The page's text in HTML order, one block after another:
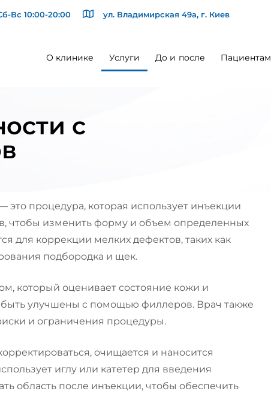
Вс 10:00-20:00 ул. Владимирская 49а, г. Киев
О клинике Услуги До и после Пациентам
с
процедура, которая использует инъекции
чтобы изменить форму и объем определенных
для коррекции мелких дефектов, таких как
подбородка и щек.
который оценивает состояние кожи и
быть улучшены с помощью филлеров. Врач также
и ограничения процедуры.
очищается и наносится
иглу или катетер для введения
область после инъекции, чтобы обеспечить